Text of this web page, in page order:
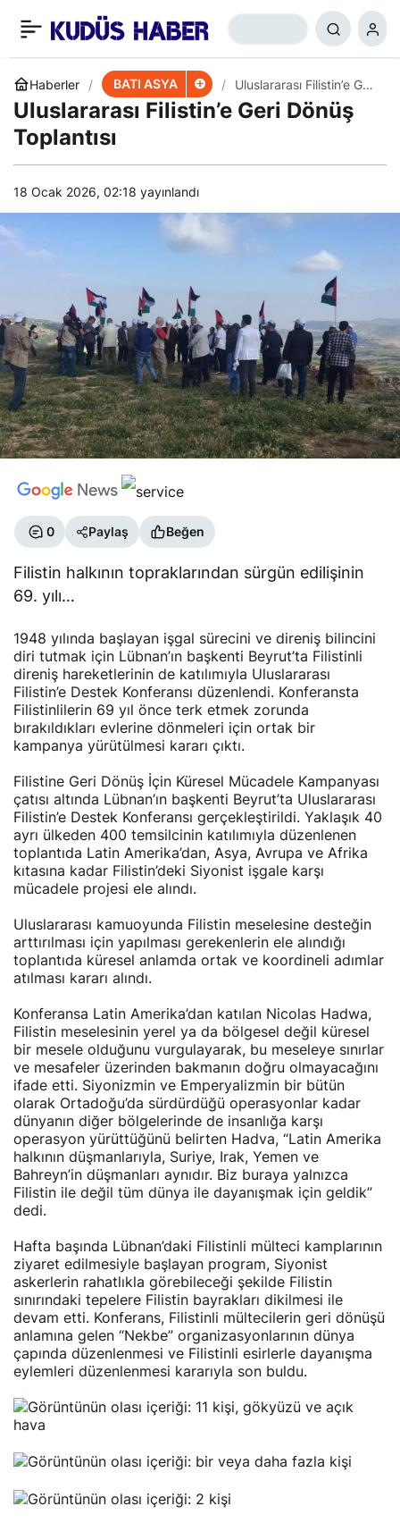
Haberler BATI ASYA
Uluslararası Filistin’e Geri
Dönüş Toplantısı
Uluslararası Filistin’e Geri Dönüş
Toplantısı
18 Ocak 2026, 02:18 yayınlandı
0 Paylaş Beğen
Filistin halkının topraklarından sürgün edilişinin
69. yılı…
1948 yılında başlayan işgal sürecini ve direniş bilincini
diri tutmak için Lübnan’ın başkenti Beyrut’ta Filistinli
direniş hareketlerinin de katılımıyla Uluslararası
Filistin’e Destek Konferansı düzenlendi. Konferansta
Filistinlilerin 69 yıl önce terk etmek zorunda
bırakıldıkları evlerine dönmeleri için ortak bir
kampanya yürütülmesi kararı çıktı.
Filistine Geri Dönüş İçin Küresel Mücadele Kampanyası
çatısı altında Lübnan’ın başkenti Beyrut’ta Uluslararası
Filistin’e Destek Konferansı gerçekleştirildi. Yaklaşık 40
ayrı ülkeden 400 temsilcinin katılımıyla düzenlenen
toplantıda Latin Amerika’dan, Asya, Avrupa ve Afrika
kıtasına kadar Filistin’deki Siyonist işgale karşı
mücadele projesi ele alındı.
Uluslararası kamuoyunda Filistin meselesine desteğin
arttırılması için yapılması gerekenlerin ele alındığı
toplantıda küresel anlamda ortak ve koordineli adımlar
atılması kararı alındı.
Konferansa Latin Amerika’dan katılan Nicolas Hadwa,
Filistin meselesinin yerel ya da bölgesel değil küresel
bir mesele olduğunu vurgulayarak, bu meseleye sınırlar
ve mesafeler üzerinden bakmanın doğru olmayacağını
ifade etti. Siyonizmin ve Emperyalizmin bir bütün
olarak Ortadoğu’da sürdürdüğü operasyonlar kadar
dünyanın diğer bölgelerinde de insanlığa karşı
operasyon yürüttüğünü belirten Hadva, “Latin Amerika
halkının düşmanlarıyla, Suriye, Irak, Yemen ve
Bahreyn’in düşmanları aynıdır. Biz buraya yalnızca
Filistin ile değil tüm dünya ile dayanışmak için geldik”
dedi.
Hafta başında Lübnan’daki Filistinli mülteci kamplarının
ziyaret edilmesiyle başlayan program, Siyonist
askerlerin rahatlıkla görebileceği şekilde Filistin
sınırındaki tepelere Filistin bayrakları dikilmesi ile
devam etti. Konferans, Filistinli mültecilerin geri dönüşü
anlamına gelen “Nekbe” organizasyonlarının dünya
çapında düzenlenmesi ve Filistinli esirlerle dayanışma
eylemleri düzenlenmesi kararıyla son buldu.
Nasrallah: Suriye’de
Ateşkese Hazırız
+ 0 Paylaş